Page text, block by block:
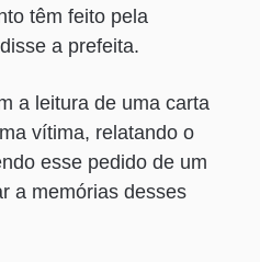
têm feito pela
a prefeita.
a leitura de uma carta
vítima, relatando o
esse pedido de um
a memórias desses